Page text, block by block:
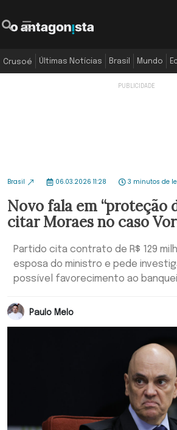
Crusoé Últimas Notícias Brasil Mundo
Brasil 06.03.2026 11:28 3 minutos de
Novo fala em “proteção
citar Moraes no caso
Partido cita contrato de R$ 129
esposa do ministro e pede
possível favorecimento ao
Paulo Melo